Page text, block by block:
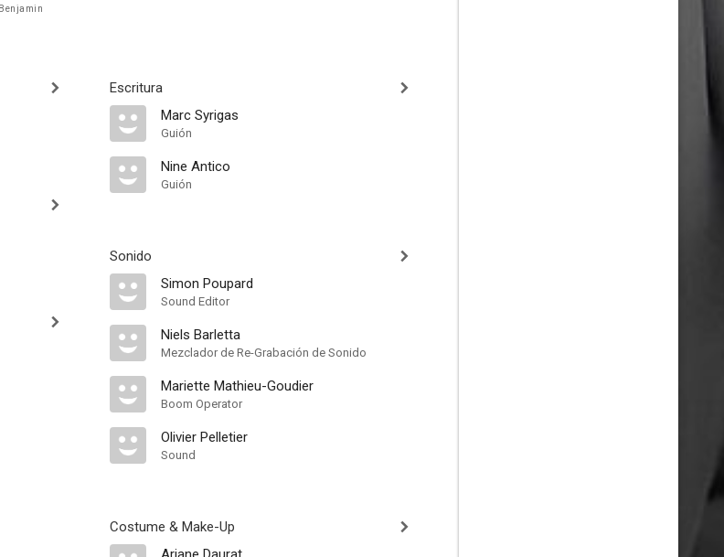
Benjamin
Escritura
Marc Syrigas
Guión
Nine Antico
Guión
Sonido
Simon Poupard
Sound Editor
Niels Barletta
Mezclador de Re-Grabación de Sonido
Mariette Mathieu-Goudier
Boom Operator
Olivier Pelletier
Sound
Costume & Make-Up